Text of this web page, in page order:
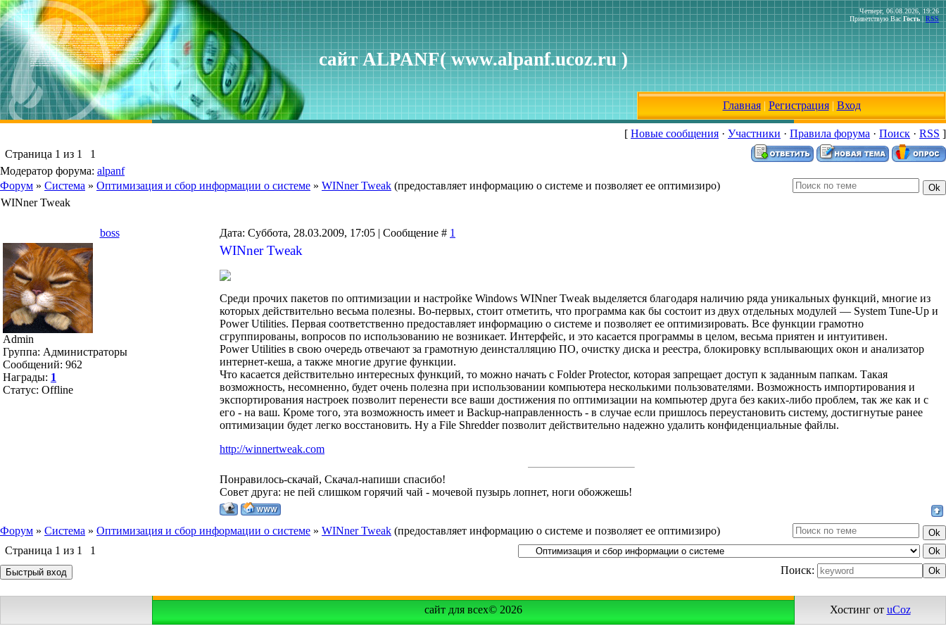
сайт ALPANF( www.alpanf.ucoz.ru )
Четверг, 06.08.2026, 19:26
Приветствую Вас Гость | RSS
Главная| Регистрация| Вход
[ Новые сообщения · Участники · Правила форума · Поиск · RSS ]
Страница 1 из 1
1
Модератор форума: alpanf
Форум » Система » Оптимизация и сбор информации о системе » WINner Tweak (предоставляет информацию о системе и позволяет ее оптимизиро)
WINner Tweak
boss Дата: Суббота, 28.03.2009, 17:05 | Сообщение # 1
Admin
Группа: Администраторы
Сообщений: 962
Награды: 1
Статус: Offline
WINner Tweak
Среди прочих пакетов по оптимизации и настройке Windows WINner Tweak выделяется благодаря наличию ряда уникальных функций, многие из
которых действительно весьма полезны. Во-первых, стоит отметить, что программа как бы состоит из двух отдельных модулей — System Tune-Up и
Power Utilities. Первая соответственно предоставляет информацию о системе и позволяет ее оптимизировать. Все функции грамотно
сгруппированы, вопросов по использованию не возникает. Интерфейс, и это касается программы в целом, весьма приятен и интуитивен.
Power Utilities в свою очередь отвечают за грамотную деинсталляцию ПО, очистку диска и реестра, блокировку всплывающих окон и анализатор
интернет-кеша, а также многие другие функции.
Что касается действительно интересных функций, то можно начать с Folder Protector, которая запрещает доступ к заданным папкам. Такая
возможность, несомненно, будет очень полезна при использовании компьютера несколькими пользователями. Возможность импортирования и
экспортирования настроек позволит перенести все ваши достижения по оптимизации на компьютер друга без каких-либо проблем, так же как и с
его - на ваш. Кроме того, эта возможность имеет и Backup-направленность - в случае если пришлось переустановить систему, достигнутые ранее
оптимизации будет легко восстановить. Ну а File Shredder позволит действительно надежно удалить конфиденциальные файлы.
http://winnertweak.com
Понравилось-скачай, Скачал-напиши спасибо!
Совет друга: не пей слишком горячий чай - мочевой пузырь лопнет, ноги обожжешь!
Форум » Система » Оптимизация и сбор информации о системе » WINner Tweak (предоставляет информацию о системе и позволяет ее оптимизиро)
Страница 1 из 1
1
Поиск:
сайт для всех© 2026 Хостинг от uCoz